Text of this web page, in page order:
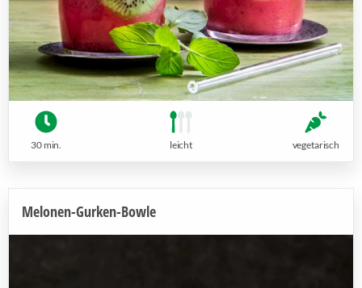
30 min. leicht vegetarisch
Melonen-Gurken-Bowle